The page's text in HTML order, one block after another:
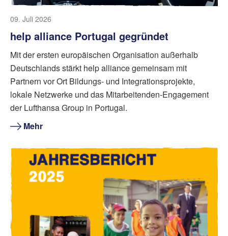
09. Juli 2026
help alliance Portugal gegründet
Mit der ersten europäischen Organisation außerhalb
Deutschlands stärkt help alliance gemeinsam mit
Partnern vor Ort Bildungs- und Integrationsprojekte,
lokale Netzwerke und das Mitarbeitenden-Engagement
der Lufthansa Group in Portugal.
Mehr